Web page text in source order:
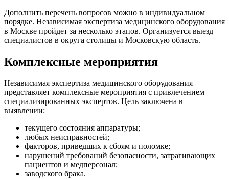
Дополнить перечень вопросов можно в индивидуальном
порядке. Независимая экспертиза медицинского оборудования
в Москве пройдет за несколько этапов. Организуется выезд
специалистов в округа столицы и Московскую область.
Комплексные мероприятия
Независимая экспертиза медицинского оборудования
представляет комплексные мероприятия с привлечением
специализированных экспертов. Цель заключена в
выявлении:
текущего состояния аппаратуры;
любых неисправностей;
факторов, приведших к сбоям и поломке;
нарушений требований безопасности, затрагивающих
пациентов и медперсонал;
заводского брака.